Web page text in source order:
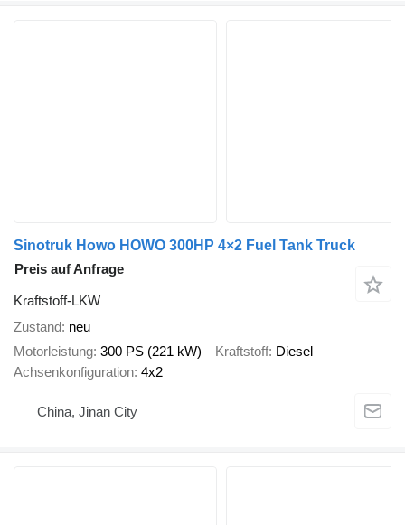
Sinotruk Howo HOWO 300HP 4×2 Fuel Tank Truck
Preis auf Anfrage
Kraftstoff-LKW
Zustand neu
Motorleistung 300 PS (221 kW) Kraftstoff Diesel
Achsenkonfiguration 4x2
China, Jinan City